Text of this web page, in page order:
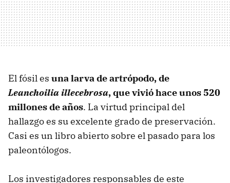
El fósil es una larva de artrópodo, de
Leanchoilia illecebrosa, que vivió hace unos 520
millones de años. La virtud principal del
hallazgo es su excelente grado de preservación.
Casi es un libro abierto sobre el pasado para los
paleontólogos.
Los investigadores responsables de este